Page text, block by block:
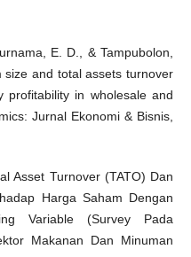
E. D., & Tampubolon,
and total assets turnover
in wholesale and
Jurnal Ekonomi & Bisnis,
Asset Turnover (TATO) Dan
Harga Saham Dengan
Variable (Survey Pada
Makanan Dan Minuman